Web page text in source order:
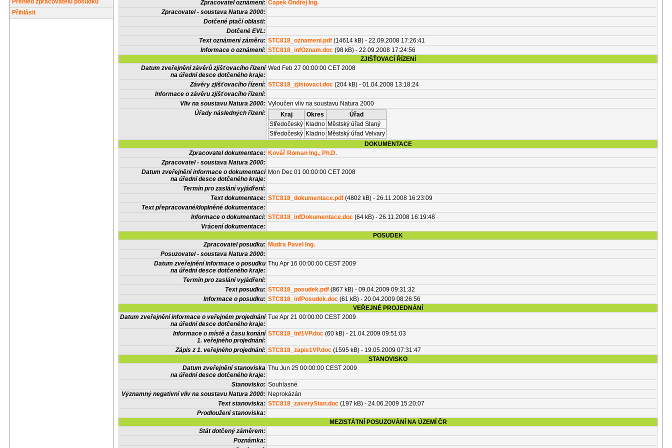
Přehled zpracovatelů posudků
Přihlásit
Zpracovatel oznámení: Čapek Ondřej Ing.
Zpracovatel - soustava Natura 2000:
Dotčené ptačí oblasti:
Dotčené EVL:
Text oznámení záměru: STC818_oznameni.pdf (14614 kB) - 22.09.2008 17:26:41
Informace o oznámení: STC818_infOznam.doc (98 kB) - 22.09.2008 17:24:56
ZJIŠŤOVACÍ ŘÍZENÍ
Datum zveřejnění závěrů zjišťovacího řízení
na úřední desce dotčeného kraje:
Wed Feb 27 00:00:00 CET 2008
Závěry zjišťovacího řízení: STC818_zjistovaci.doc (204 kB) - 01.04.2008 13:18:24
Informace o závěru zjišťovacího řízení:
Vliv na soustavu Natura 2000: Vyloučen vliv na soustavu Natura 2000
Úřady následných řízení:
Kraj Okres
Úřad
Středočeský Kladno Městský úřad Slaný
Středočeský Kladno Městský úřad Velvary
DOKUMENTACE
Zpracovatel dokumentace: Kovář Roman Ing., Ph.D.
Zpracovatel - soustava Natura 2000:
Datum zveřejnění informace o dokumentaci
na úřední desce dotčeného kraje:
Mon Dec 01 00:00:00 CET 2008
Termín pro zaslání vyjádření:
Text dokumentace: STC818_dokumentace.pdf (4802 kB) - 26.11.2008 16:23:09
Text přepracované/doplněné dokumentace:
Informace o dokumentaci: STC818_infDokumentace.doc (64 kB) - 26.11.2008 16:19:48
Vrácení dokumentace:
POSUDEK
Zpracovatel posudku: Mudra Pavel Ing.
Posuzovatel - soustava Natura 2000:
Datum zveřejnění informace o posudku
na úřední desce dotčeného kraje:
Thu Apr 16 00:00:00 CEST 2009
Termín pro zaslání vyjádření:
Text posudku: STC818_posudek.pdf (867 kB) - 09.04.2009 09:31:32
Informace o posudku: STC818_infPosudek.doc (61 kB) - 20.04.2009 08:26:56
VEŘEJNÉ PROJEDNÁNÍ
Datum zveřejnění informace o veřejném projednání
na úřední desce dotčeného kraje:
Tue Apr 21 00:00:00 CEST 2009
Informace o místě a času konání
1. veřejného projednání:
STC818_inf1VP.doc (60 kB) - 21.04.2009 09:51:03
Zápis z 1. veřejného projednání: STC818_zapis1VP.doc (1595 kB) - 19.05.2009 07:31:47
STANOVISKO
Datum zveřejnění stanoviska
na úřední desce dotčeného kraje:
Thu Jun 25 00:00:00 CEST 2009
Stanovisko: Souhlasné
Významný negativní vliv na soustavu Natura 2000: Neprokázán
Text stanoviska: STC818_zaveryStan.doc (197 kB) - 24.06.2009 15:20:07
Prodloužení stanoviska:
MEZISTÁTNÍ POSUZOVÁNÍ NA ÚZEMÍ ČR
Stát dotčený záměrem:
Poznámka: